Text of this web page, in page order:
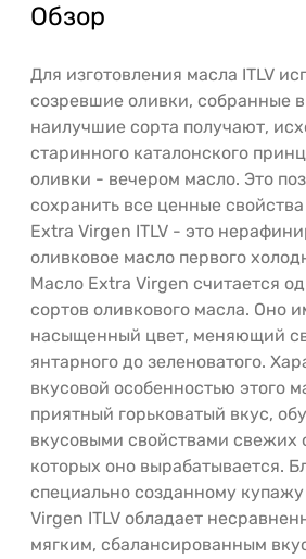
Обзор
Для изготовления масла ITLV
созревшие оливки, собранные
наилучшие сорта получают,
старинного каталонского
оливки - вечером масло. Это
сохранить все ценные
Extra Virgen ITLV - это
оливковое масло первого
Масло Extra Virgen считается
сортов оливкового масла. Оно
насыщенный цвет, меняющий
янтарного до зеленоватого.
вкусовой особенностью этого
приятный горьковатый вкус,
вкусовыми свойствами свежих
которых оно вырабатывается.
специально созданному
Virgen ITLV обладает
мягким, сбалансированным